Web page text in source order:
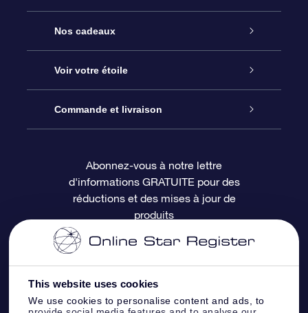
This website uses cookies
We use cookies to personalise content and ads, to
Service
À propos de l’OSR
Nous contacter
Questions fréquemment posées
Revues
Nos cadeaux
Cadeau d’étoile en ligne
Coffret cadeau OSR
Carte cadeau OSR
Voir votre étoile
Registre des étoiles
Page d’accueil personnalisée
Appli Voler vers les étoiles
Commande et livraison
Informations de paiement
Informations d’expédition
Politique de retour
Constellations
Abonnez-vous à notre lettre
d'informations GRATUITE pour des
réductions et des mises à jour de
produits